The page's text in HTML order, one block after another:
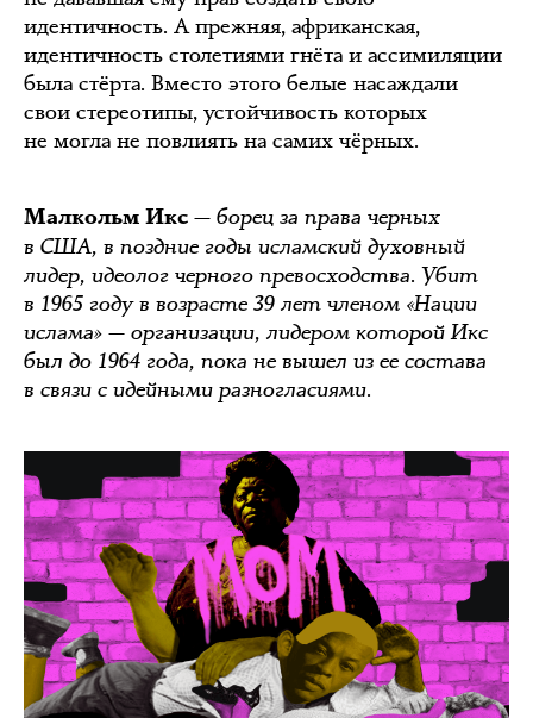
идентичность. А прежняя, африканская,
идентичность столетиями гнёта и ассимиляции
была стёрта. Вместо этого белые насаждали
свои стереотипы, устойчивость которых
не могла не повлиять на самих чёрных.
Малкольм Икс — борец за права черных
в США, в поздние годы исламский духовный
лидер, идеолог черного превосходства. Убит
в 1965 году в возрасте 39 лет членом «Нации
ислама» — организации, лидером которой Икс
был до 1964 года, пока не вышел из ее состава
в связи с идейными разногласиями.